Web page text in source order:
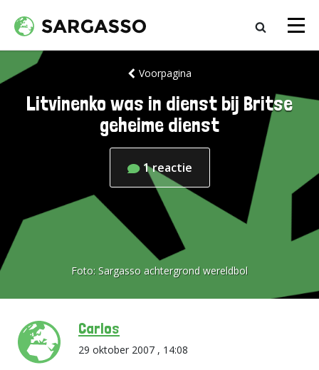
Voorpagina
Litvinenko was in dienst bij Britse
geheime dienst
1reactie
Foto: Sargasso achtergrond wereldbol
Carlos
29 oktober 2007 , 14:08